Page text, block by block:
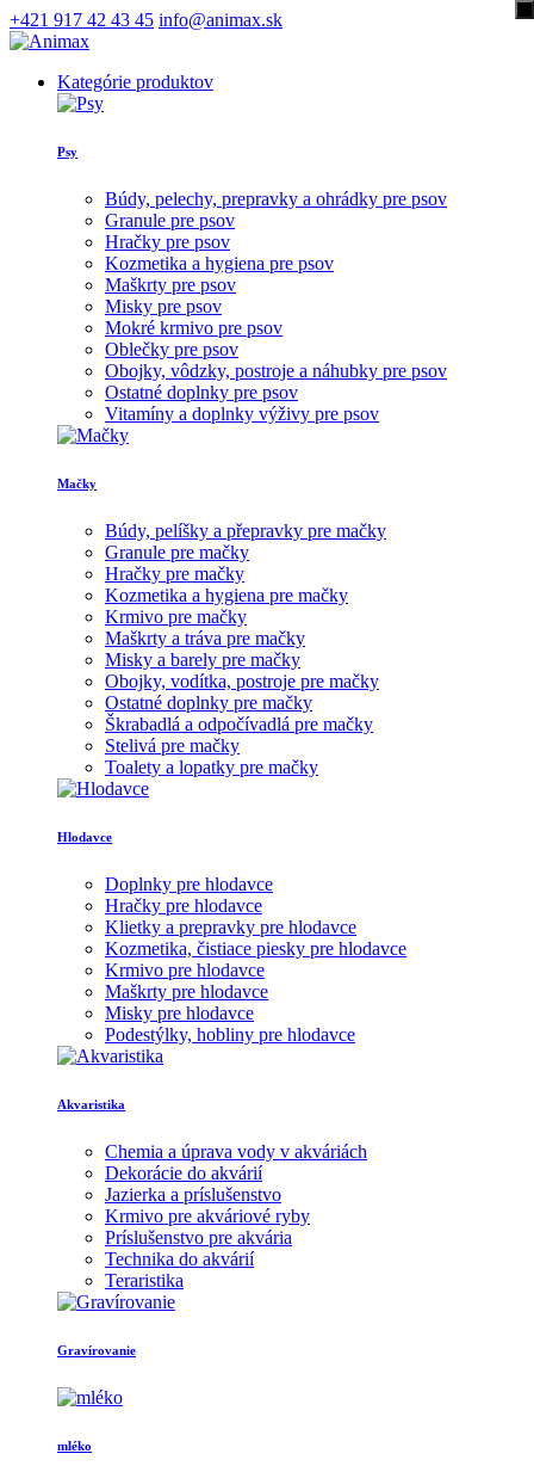
+421 917 42 43 45 info@animax.sk
Kategórie produktov
Psy
Búdy, pelechy, prepravky a ohrádky pre psov
Granule pre psov
Hračky pre psov
Kozmetika a hygiena pre psov
Maškrty pre psov
Misky pre psov
Mokré krmivo pre psov
Oblečky pre psov
Obojky, vôdzky, postroje a náhubky pre psov
Ostatné doplnky pre psov
Vitamíny a doplnky výživy pre psov
Mačky
Búdy, pelíšky a přepravky pre mačky
Granule pre mačky
Hračky pre mačky
Kozmetika a hygiena pre mačky
Krmivo pre mačky
Maškrty a tráva pre mačky
Misky a barely pre mačky
Obojky, vodítka, postroje pre mačky
Ostatné doplnky pre mačky
Škrabadlá a odpočívadlá pre mačky
Stelivá pre mačky
Toalety a lopatky pre mačky
Hlodavce
Doplnky pre hlodavce
Hračky pre hlodavce
Klietky a prepravky pre hlodavce
Kozmetika, čistiace piesky pre hlodavce
Krmivo pre hlodavce
Maškrty pre hlodavce
Misky pre hlodavce
Podestýlky, hobliny pre hlodavce
Akvaristika
Chemia a úprava vody v akváriách
Dekorácie do akvárií
Jazierka a príslušenstvo
Krmivo pre akváriové ryby
Príslušenstvo pre akvária
Technika do akvárií
Teraristika
Gravírovanie
mléko